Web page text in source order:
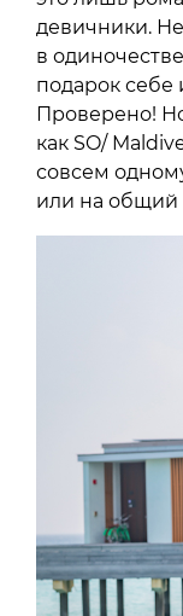
девичники.
в
подарок себе
Проверено!
как SO/
совсем
или на общий